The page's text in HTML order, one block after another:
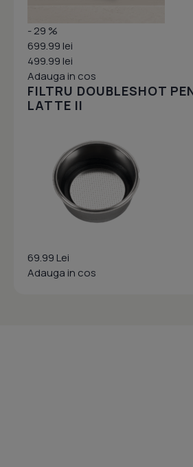
- 29 %
699.99 lei
499.99 lei
Adauga in cos
FILTRU DOUBLESHOT
LATTE II
69.99 Lei
Adauga in cos